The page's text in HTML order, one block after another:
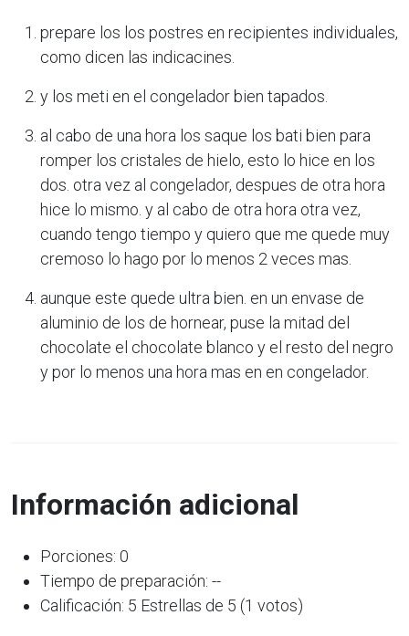
prepare los los postres en recipientes individuales,
como dicen las indicacines.
y los meti en el congelador bien tapados.
al cabo de una hora los saque los bati bien para
romper los cristales de hielo, esto lo hice en los
dos. otra vez al congelador, despues de otra hora
hice lo mismo. y al cabo de otra hora otra vez,
cuando tengo tiempo y quiero que me quede muy
cremoso lo hago por lo menos 2 veces mas.
aunque este quede ultra bien. en un envase de
aluminio de los de hornear, puse la mitad del
chocolate el chocolate blanco y el resto del negro
y por lo menos una hora mas en en congelador.
Información adicional
Porciones: 0
Tiempo de preparación: --
Calificación: 5 Estrellas de 5 (1 votos)